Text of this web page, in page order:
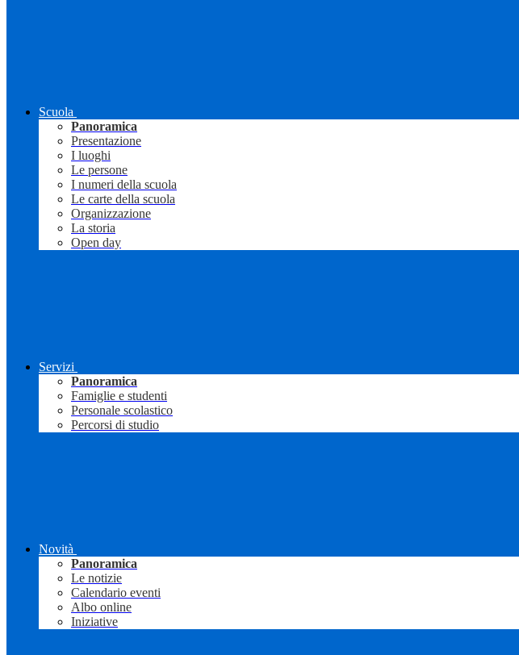
Scuola
Panoramica
Presentazione
I luoghi
Le persone
I numeri della scuola
Le carte della scuola
Organizzazione
La storia
Open day
Servizi
Panoramica
Famiglie e studenti
Personale scolastico
Percorsi di studio
Novità
Panoramica
Le notizie
Calendario eventi
Albo online
Iniziative